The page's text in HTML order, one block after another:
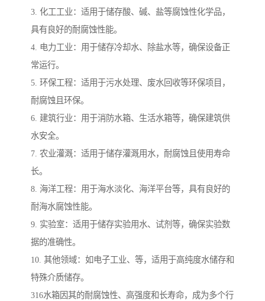
3. 化工工业：适用于储存酸、碱、盐等腐蚀性化学品，
具有良好的耐腐蚀性能。
4. 电力工业：用于储存冷却水、除盐水等，确保设备正
常运行。
5. 环保工程：适用于污水处理、废水回收等环保项目，
耐腐蚀且环保。
6. 建筑行业：用于消防水箱、生活水箱等，确保建筑供
水安全。
7. 农业灌溉：适用于储存灌溉用水，耐腐蚀且使用寿命
长。
8. 海洋工程：用于海水淡化、海洋平台等，具有良好的
耐海水腐蚀性能。
9. 实验室：适用于储存实验用水、试剂等，确保实验数
据的准确性。
10. 其他领域：如电子工业、等，适用于高纯度水储存和
特殊介质储存。
316水箱因其的耐腐蚀性、高强度和长寿命，成为多个行